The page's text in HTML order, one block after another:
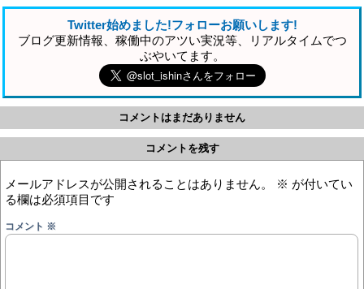
Twitter始めました!フォローお願いします!
ブログ更新情報、稼働中のアツい実況等、リアルタイムでつ
ぶやいてます。
コメントはまだありません
コメントを残す
メールアドレスが公開されることはありません。 ※ が付いてい
る欄は必須項目です
コメント ※